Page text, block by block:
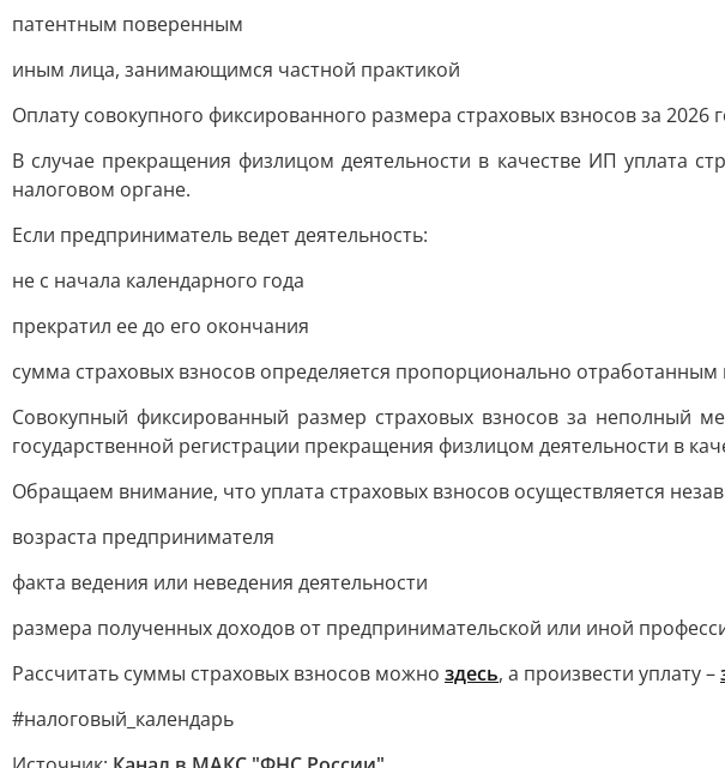
патентным поверенным
иным лица, занимающимся частной практикой
Оплату совокупного фиксированного размера страховых взносов за
В случае прекращения физлицом деятельности в качестве ИП уплата
налоговом органе.
Если предприниматель ведет деятельность:
не с начала календарного года
прекратил ее до его окончания
сумма страховых взносов определяется пропорционально отработанным
Совокупный фиксированный размер страховых взносов за неполный
государственной регистрации прекращения физлицом деятельности в
Обращаем внимание, что уплата страховых взносов осуществляется
возраста предпринимателя
факта ведения или неведения деятельности
размера полученных доходов от предпринимательской или иной
Рассчитать суммы страховых взносов можно здесь, а произвести уплату –
#налоговый_календарь